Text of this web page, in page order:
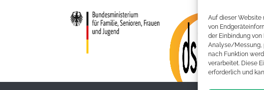
Auf dieser Website
von
der Einbindung
Analyse/Messung,
nach Funktion
verarbeitet. Diese
erforderlich und